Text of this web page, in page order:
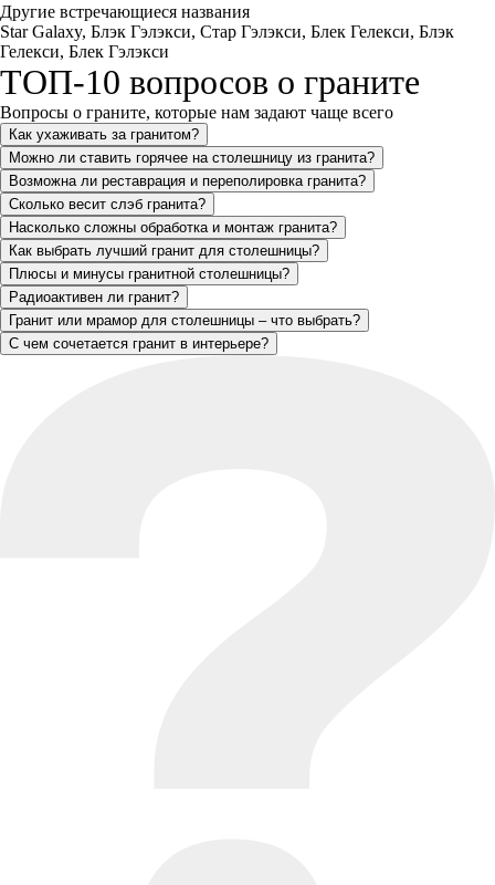
Другие встречающиеся названия
Star Galaxy, Блэк Гэлэкси, Стар Гэлэкси, Блек Гелекси, Блэк
Гелекси, Блек Гэлэкси
ТОП-10 вопросов о граните
Вопросы о граните, которые нам задают чаще всего
Как ухаживать за гранитом?
Можно ли ставить горячее на столешницу из гранита?
Возможна ли реставрация и переполировка гранита?
Сколько весит слэб гранита?
Насколько сложны обработка и монтаж гранита?
Как выбрать лучший гранит для столешницы?
Плюсы и минусы гранитной столешницы?
Радиоактивен ли гранит?
Гранит или мрамор для столешницы – что выбрать?
С чем сочетается гранит в интерьере?